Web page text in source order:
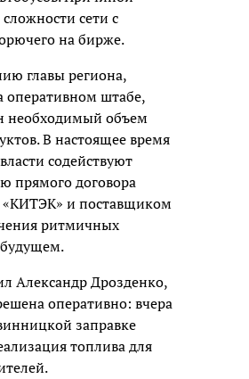
сети с
на бирже.
главы региона,
оперативном штабе,
необходимый объем
В настоящее время
содействуют
прямого договора
и поставщиком
ритмичных
будущем.
Александр Дрозденко,
оперативно: вчера
заправке
топлива для